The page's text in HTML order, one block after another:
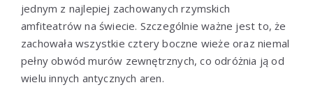
jednym z najlepiej zachowanych rzymskich
amfiteatrów na świecie. Szczególnie ważne jest to, że
zachowała wszystkie cztery boczne wieże oraz niemal
pełny obwód murów zewnętrznych, co odróżnia ją od
wielu innych antycznych aren.